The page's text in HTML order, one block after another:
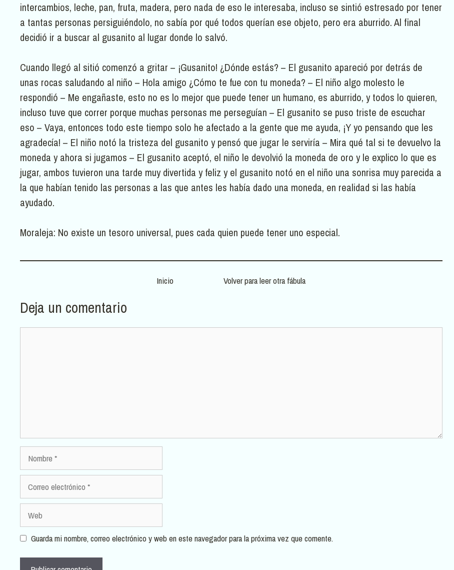
intercambios, leche, pan, fruta, madera, pero nada de eso le interesaba, incluso se sintió estresado por tener
a tantas personas persiguiéndolo, no sabía por qué todos querían ese objeto, pero era aburrido. Al final
decidió ir a buscar al gusanito al lugar donde lo salvó.
Cuando llegó al sitió comenzó a gritar – ¡Gusanito! ¿Dónde estás? – El gusanito apareció por detrás de
unas rocas saludando al niño – Hola amigo ¿Cómo te fue con tu moneda? – El niño algo molesto le
respondió – Me engañaste, esto no es lo mejor que puede tener un humano, es aburrido, y todos lo quieren,
incluso tuve que correr porque muchas personas me perseguían – El gusanito se puso triste de escuchar
eso – Vaya, entonces todo este tiempo solo he afectado a la gente que me ayuda, ¡Y yo pensando que les
agradecía! – El niño notó la tristeza del gusanito y pensó que jugar le serviría – Mira qué tal si te devuelvo la
moneda y ahora si jugamos – El gusanito aceptó, el niño le devolvió la moneda de oro y le explico lo que es
jugar, ambos tuvieron una tarde muy divertida y feliz y el gusanito notó en el niño una sonrisa muy parecida a
la que habían tenido las personas a las que antes les había dado una moneda, en realidad si las había
ayudado.
Moraleja: No existe un tesoro universal, pues cada quien puede tener uno especial.
Inicio Volver para leer otra fábula
Deja un comentario
electrónico
Guarda mi nombre, correo electrónico y web en este navegador para la próxima vez que comente.